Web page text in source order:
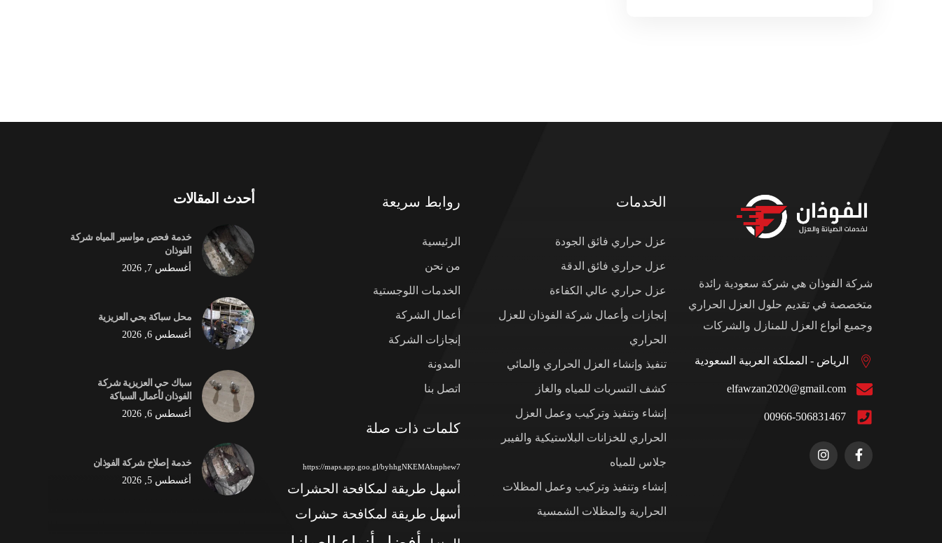
شركة الفوذان هي شركة سعودية رائدة
متخصصة في تقديم حلول العزل الحراري
وجميع أنواع العزل للمنازل والشركات
الرياض - المملكة العربية السعودية
elfawzan2020@gmail.com
00966-506831467
الخدمات
عزل حراري فائق الجودة
عزل حراري فائق الدقة
عزل حراري عالي الكفاءة
إنجازات وأعمال شركة الفوذان للعزل
الحراري
تنفيذ وإنشاء العزل الحراري والمائي
كشف التسربات للمياه والغاز
إنشاء وتنفيذ وتركيب وعمل العزل
الحراري للخزانات البلاستيكية والفيبر
جلاس للمياه
إنشاء وتنفيذ وتركيب وعمل المظلات
الحرارية والمظلات الشمسية
روابط سريعة
الرئيسية
من نحن
الخدمات اللوجستية
أعمال الشركة
إنجازات الشركة
المدونة
اتصل بنا
كلمات ذات صلة
https://maps.app.goo.gl/byhhgNKEMAbnphew7
أسهل طريقة لمكافحة الحشرات
أسهل طريقة لمكافحة حشرات
أحدث المقالات
خدمة فحص مواسير المياه شركة
الفوذان
أغسطس 7, 2026
محل سباكة بحي العزيزية
أغسطس 6, 2026
سباك حي العزيزية شركة
الفوذان لأعمال السباكة
أغسطس 6, 2026
خدمة إصلاح شركة الفوذان
أغسطس 5, 2026